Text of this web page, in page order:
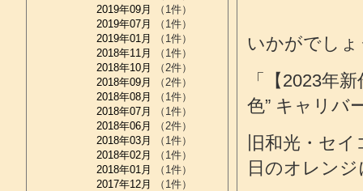
いかがでし
「【2023年
色” キャリバ
旧和光・セ
日のオレン
2019年09月
（1件）
2019年07月
（1件）
2019年01月
（1件）
2018年11月
（1件）
2018年10月
（2件）
2018年09月
（2件）
2018年08月
（1件）
2018年07月
（1件）
2018年06月
（2件）
2018年03月
（1件）
2018年02月
（1件）
2018年01月
（1件）
2017年12月
（1件）